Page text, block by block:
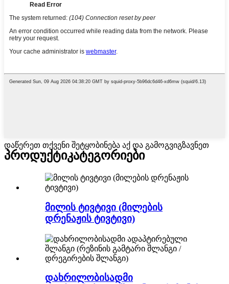
დაწერეთ თქვენი შეტყობინება აქ და გამოგვიგზავნეთ
პროდუქტიკატეგორიები
მილის ტივტივი (მილების
დრენაჟის ტივტივი)
დახრილობისადმი